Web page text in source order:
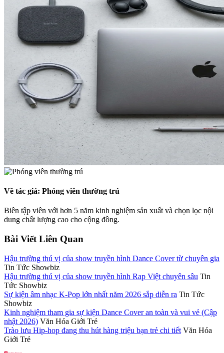
Về tác giả: Phóng viên thường trú
Biên tập viên với hơn 5 năm kinh nghiệm sản xuất và chọn lọc nội
dung chất lượng cao cho cộng đồng.
Bài Viết Liên Quan
Hậu trường thú vị của show truyền hình Dance Cover từ chuyên gia
Tin Tức Showbiz
Hậu trường thú vị của show truyền hình Rap Việt chuyên sâu Tin
Tức Showbiz
Sự kiện âm nhạc K-Pop lớn nhất năm 2026 sắp diễn ra Tin Tức
Showbiz
Kinh nghiệm tham gia sự kiện Dance Cover an toàn và vui vẻ (Cập
nhật 2026) Văn Hóa Giới Trẻ
Trào lưu Hip-hop đang thu hút hàng triệu bạn trẻ chi tiết Văn Hóa
Giới Trẻ